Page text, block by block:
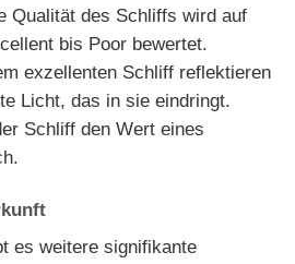
Qualität des Schliffs wird auf
bis Poor bewertet.
exzellenten Schliff reflektieren
Licht, das in sie eindringt.
Schliff den Wert eines
es weitere signifikante